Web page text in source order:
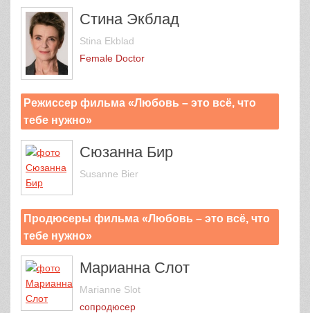
Стина Экблад
Stina Ekblad
Female Doctor
Режиссер фильма «Любовь – это всё, что
тебе нужно»
Сюзанна Бир
Susanne Bier
Продюсеры фильма «Любовь – это всё, что
тебе нужно»
Марианна Слот
Marianne Slot
сопродюсер